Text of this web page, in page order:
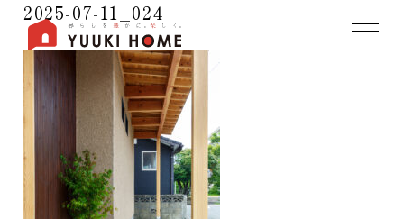
2025-07-11_024